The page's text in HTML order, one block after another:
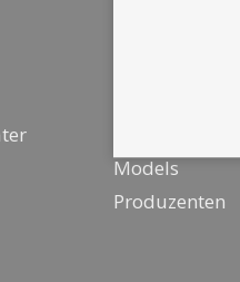
Models
Produzenten